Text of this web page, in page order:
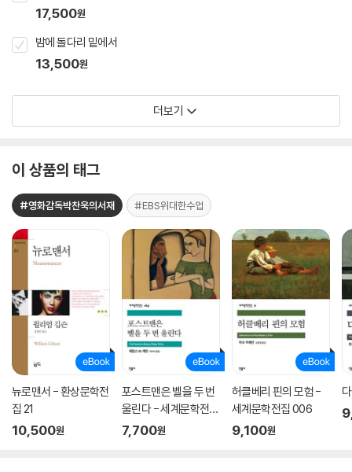
17,500원
밤에 돌다리 밑에서
13,500원
더보기
이 상품의 태그
#영화감독박찬욱의서재 #EBS위대한수업
뉴로맨서 - 환상문학전
집 21
10,500원
포스트맨은 벨을 두 번
울린다 - 세계문학전집
169
7,700원
허클베리 핀의 모험 -
세계문학전집 006
9,100원